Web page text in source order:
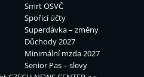
Smrt OSVČ
Spořicí účty
Superdávka – změny
Důchody 2027
Minimální mzda 2027
Senior Pas – slevy